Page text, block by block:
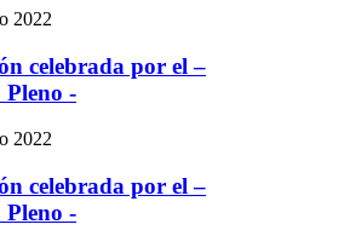
2022
celebrada por el –
-
2022
celebrada por el –
-